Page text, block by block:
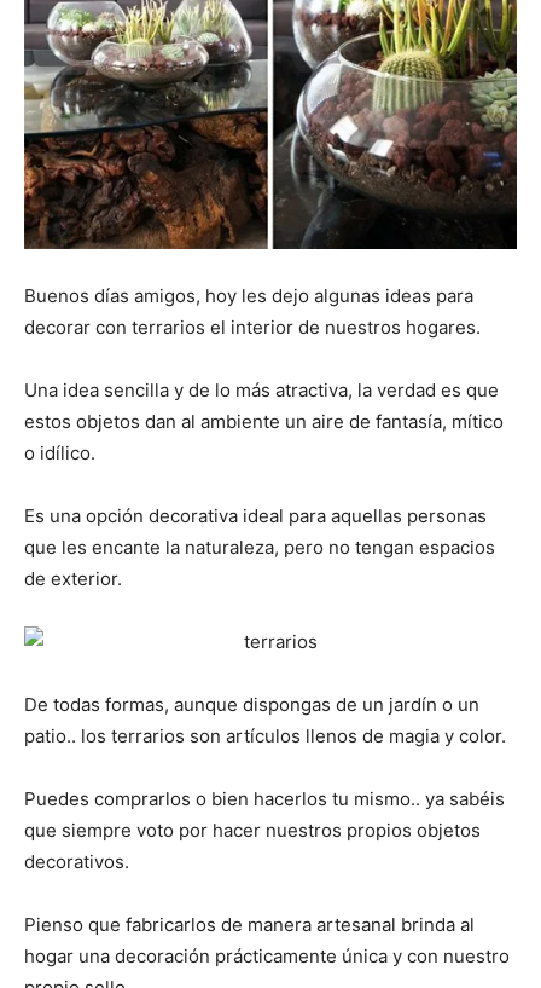
Buenos días amigos, hoy les dejo algunas ideas para
decorar con terrarios el interior de nuestros hogares.
Una idea sencilla y de lo más atractiva, la verdad es que
estos objetos dan al ambiente un aire de fantasía, mítico
o idílico.
Es una opción decorativa ideal para aquellas personas
que les encante la naturaleza, pero no tengan espacios
de exterior.
De todas formas, aunque dispongas de un jardín o un
patio.. los terrarios son artículos llenos de magia y color.
Puedes comprarlos o bien hacerlos tu mismo.. ya sabéis
que siempre voto por hacer nuestros propios objetos
decorativos.
Pienso que fabricarlos de manera artesanal brinda al
hogar una decoración prácticamente única y con nuestro